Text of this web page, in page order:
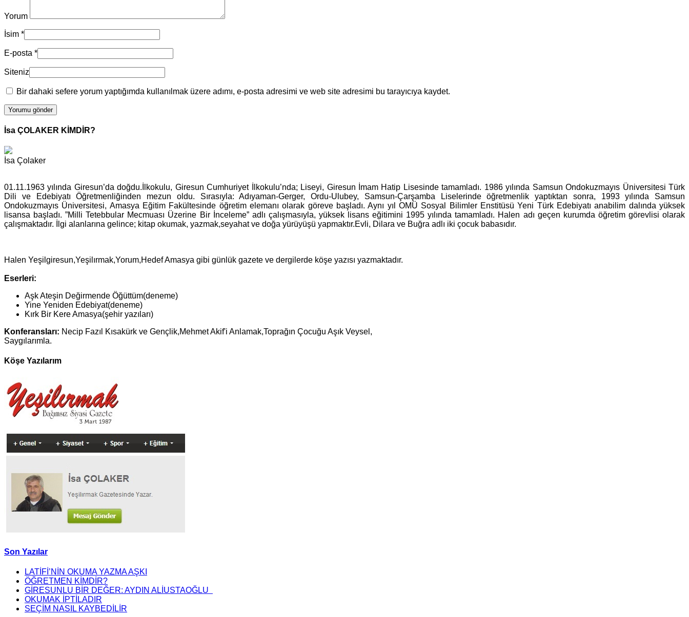
Yorum
İsim *
E-posta *
Siteniz
Bir dahaki sefere yorum yaptığımda kullanılmak üzere adımı, e-posta adresimi ve web site adresimi bu tarayıcıya kaydet.
İsa ÇOLAKER KİMDİR?
İsa Çolaker
01.11.1963 yılında Giresun’da doğdu.İlkokulu, Giresun Cumhuriyet İlkokulu’nda; Liseyi, Giresun İmam Hatip Lisesinde tamamladı. 1986 yılında Samsun Ondokuzmayıs Üniversitesi Türk
Dili ve Edebiyatı Öğretmenliğinden mezun oldu. Sırasıyla: Adıyaman-Gerger, Ordu-Ulubey, Samsun-Çarşamba Liselerinde öğretmenlik yaptıktan sonra, 1993 yılında Samsun
Ondokuzmayıs Üniversitesi, Amasya Eğitim Fakültesinde öğretim elemanı olarak göreve başladı. Aynı yıl OMÜ Sosyal Bilimler Enstitüsü Yeni Türk Edebiyatı anabilim dalında yüksek
lisansa başladı. ”Milli Tetebbular Mecmuası Üzerine Bir İnceleme” adlı çalışmasıyla, yüksek lisans eğitimini 1995 yılında tamamladı. Halen adı geçen kurumda öğretim görevlisi olarak
çalışmaktadır. İlgi alanlarına gelince; kitap okumak, yazmak,seyahat ve doğa yürüyüşü yapmaktır.Evli, Dilara ve Buğra adlı iki çocuk babasıdır.
Halen Yeşilgiresun,Yeşilırmak,Yorum,Hedef Amasya gibi günlük gazete ve dergilerde köşe yazısı yazmaktadır.
Eserleri:
Aşk Ateşin Değirmende Öğüttüm(deneme)
Yine Yeniden Edebiyat(deneme)
Kırk Bir Kere Amasya(şehir yazıları)
Konferansları: Necip Fazıl Kısakürk ve Gençlik,Mehmet Akif'i Anlamak,Toprağın Çocuğu Aşık Veysel,
Saygılarımla.
Köşe Yazılarım
Son Yazılar
LATİFİ’NİN OKUMA YAZMA AŞKI
ÖĞRETMEN KİMDİR?
GİRESUNLU BİR DEĞER: AYDIN ALİUSTAOĞLU
OKUMAK İPTİLADIR
SEÇİM NASIL KAYBEDİLİR